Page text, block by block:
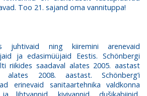
Too 21. sajand oma vannituppa!
juhtivaid ning kiiremini arenevaid
ja edasimüüjaid Eestis. Schönbergi
riikides saadaval alates 2005. aastast
alates 2008. aastast. Schönberg’i
erinevaid sanitaartehnika valdkonna